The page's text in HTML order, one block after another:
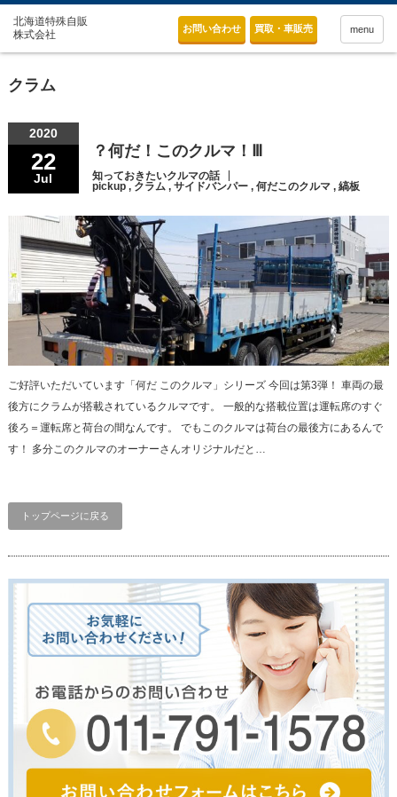
お問い合わせ 買取・車販売 menu
クラム
2020
22
Jul
？何だ！このクルマ！Ⅲ
知っておきたいクルマの話
pickup, クラム, サイドバンパー, 何だこのクルマ, 縞板
ご好評いただいています「何だ このクルマ」シリーズ 今回は第3弾！ 車両の最
後方にクラムが搭載されているクルマです。 一般的な搭載位置は運転席のすぐ
後ろ＝運転席と荷台の間なんです。 でもこのクルマは荷台の最後方にあるんで
す！ 多分このクルマのオーナーさんオリジナルだと…
トップページに戻る